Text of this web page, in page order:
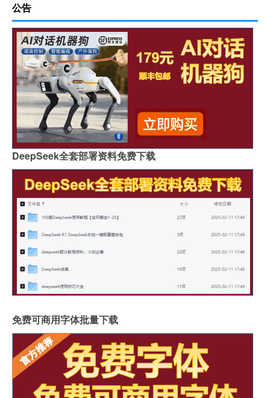
公告
DeepSeek全套部署资料免费下载
免费可商用字体批量下载